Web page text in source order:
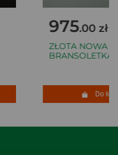
975.00 zł
ZŁOTA NOWA
BRANSOLETKA
Do